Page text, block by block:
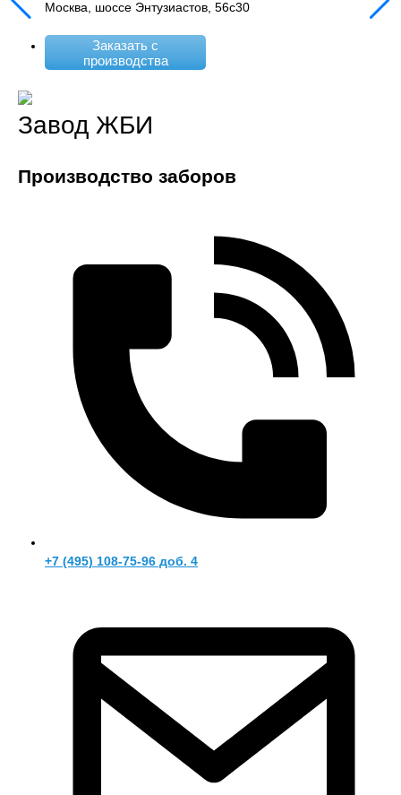
Москва, шоссе Энтузиастов, 56с30
Заказать с
производства
Завод ЖБИ
Производство заборов
+7 (495) 108-75-96 доб. 4